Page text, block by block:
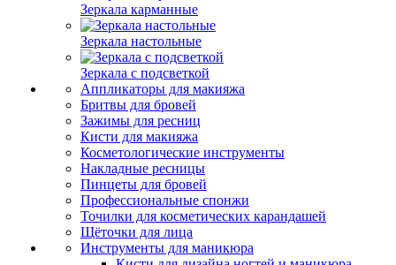
Зеркала карманные
Зеркала настольные
Зеркала с подсветкой
Аппликаторы для макияжа
Бритвы для бровей
Зажимы для ресниц
Кисти для макияжа
Косметологические инструменты
Накладные ресницы
Пинцеты для бровей
Профессиональные спонжи
Точилки для косметических карандашей
Щёточки для лица
Инструменты для маникюра